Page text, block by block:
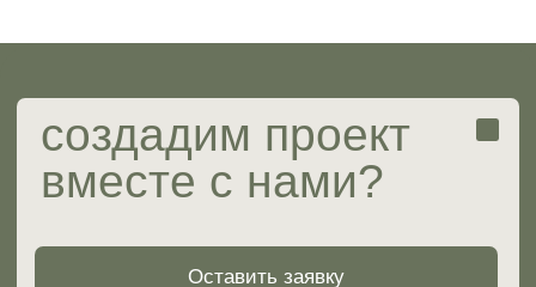
Юридические документы
Разработка сайта